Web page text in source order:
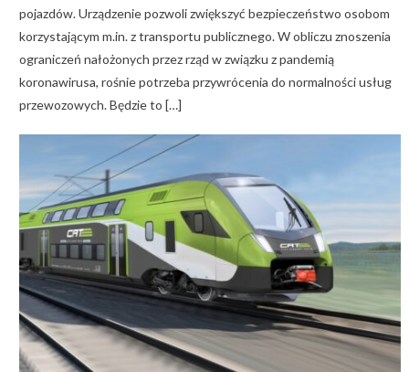
pojazdów. Urządzenie pozwoli zwiększyć bezpieczeństwo osobom
korzystającym m.in. z transportu publicznego. W obliczu znoszenia
ograniczeń nałożonych przez rząd w związku z pandemią
koronawirusa, rośnie potrzeba przywrócenia do normalności usług
przewozowych. Będzie to […]